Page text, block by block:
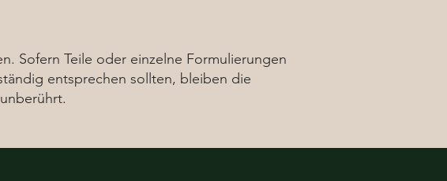
Sofern Teile oder einzelne Formulierungen
entsprechen sollten, bleiben die